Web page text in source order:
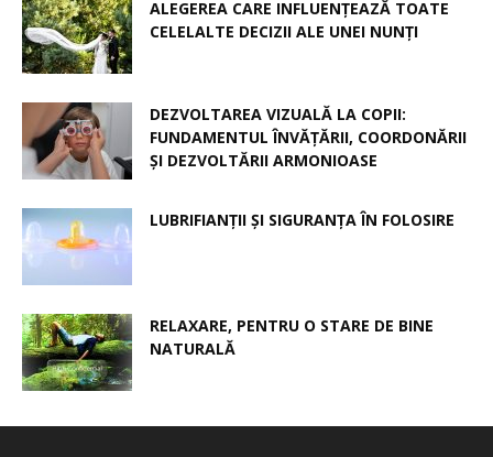
ALEGEREA CARE INFLUENȚEAZĂ TOATE
CELELALTE DECIZII ALE UNEI NUNȚI
DEZVOLTAREA VIZUALĂ LA COPII:
FUNDAMENTUL ÎNVĂȚĂRII, COORDONĂRII
ȘI DEZVOLTĂRII ARMONIOASE
LUBRIFIANȚII ȘI SIGURANȚA ÎN FOLOSIRE
RELAXARE, PENTRU O STARE DE BINE
NATURALĂ